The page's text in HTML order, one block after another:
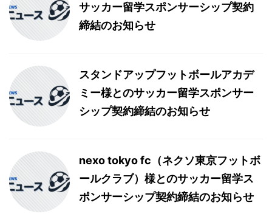
サッカー留学スポンサーシップ契約
締結のお知らせ
スタンドアップフットボールアカデ
ミー様とのサッカー留学スポンサー
シップ契約締結のお知らせ
nexo tokyo fc（ネクソ東京フットボ
ールクラブ）様とのサッカー留学ス
ポンサーシップ契約締結のお知らせ